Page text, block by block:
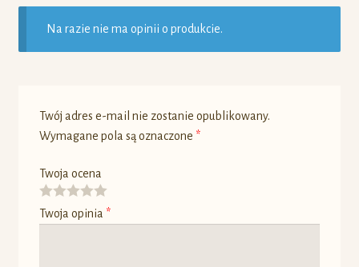
Na razie nie ma opinii o produkcie.
Twój adres e-mail nie zostanie opublikowany.
Wymagane pola są oznaczone *
Twoja ocena
Twoja opinia *